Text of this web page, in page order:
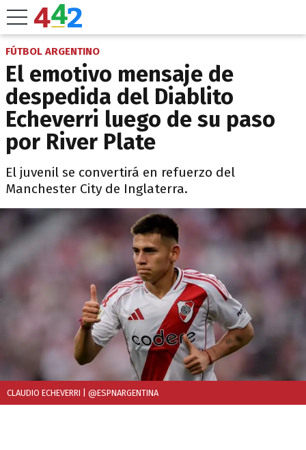
FÚTBOL ARGENTINO
El emotivo mensaje de
despedida del Diablito
Echeverri luego de su paso
por River Plate
El juvenil se convertirá en refuerzo del
Manchester City de Inglaterra.
CLAUDIO ECHEVERRI | @ESPNARGENTINA